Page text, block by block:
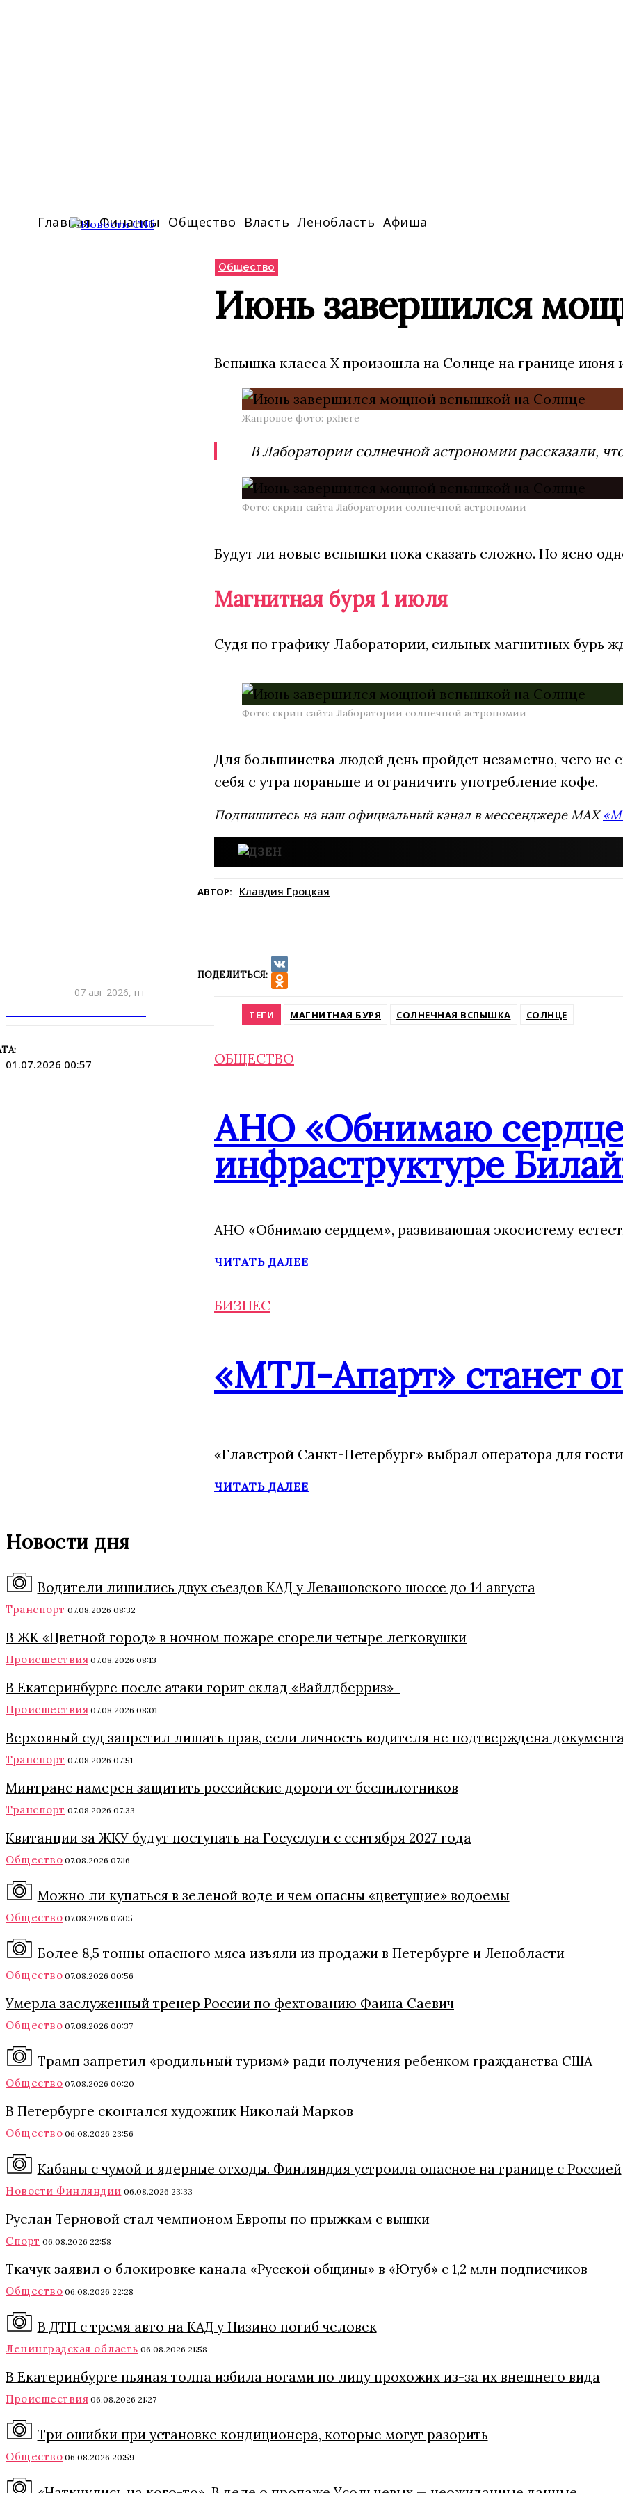
Главная Финансы Общество Власть Ленобласть Афиша
07 авг 2026, пт
01.07.2026 00:57
Общество
Июнь завершился
Вспышка класса Х произошла на Солнце на границе июня
Жанровое фото: pxhere
В Лаборатории солнечной астрономии рассказали,
Фото: скрин сайта Лаборатории солнечной астрономии
Будут ли новые вспышки пока сказать сложно. Но ясно
Магнитная буря 1 июля
Судя по графику Лаборатории, сильных магнитных бурь
Фото: скрин сайта Лаборатории солнечной астрономии
Для большинства людей день пройдет незаметно, чего не
себя с утра пораньше и ограничить употребление кофе.
Подпишитесь на наш официальный канал в мессенджере MAX
АВТОР: Клавдия Гроцкая
ПОДЕЛИТЬСЯ:
VK
ТЕГИ МАГНИТНАЯ БУРЯ СОЛНЕЧНАЯ ВСПЫШКА СОЛНЦЕ
ОБЩЕСТВО
АНО «Обнимаю
инфраструктуре
АНО «Обнимаю сердцем», развивающая экосистему
ЧИТАТЬ ДАЛЕЕ
БИЗНЕС
«МТЛ-Апарт» станет
«Главстрой Санкт-Петербург» выбрал оператора для
ЧИТАТЬ ДАЛЕЕ
Новости дня
Водители лишились двух съездов КАД у Левашовского шоссе до 14 августа
Транспорт 07.08.2026 08:32
В ЖК «Цветной город» в ночном пожаре сгорели четыре легковушки
Происшествия 07.08.2026 08:13
В Екатеринбурге после атаки горит склад «Вайлдберриз»
Происшествия 07.08.2026 08:01
Верховный суд запретил лишать прав, если личность водителя не подтверждена
Транспорт 07.08.2026 07:51
Минтранс намерен защитить российские дороги от беспилотников
Транспорт 07.08.2026 07:33
Квитанции за ЖКУ будут поступать на Госуслуги с сентября 2027 года
Общество 07.08.2026 07:16
Можно ли купаться в зеленой воде и чем опасны «цветущие» водоемы
Общество 07.08.2026 07:05
Более 8,5 тонны опасного мяса изъяли из продажи в Петербурге и Ленобласти
Общество 07.08.2026 00:56
Умерла заслуженный тренер России по фехтованию Фаина Саевич
Общество 07.08.2026 00:37
Трамп запретил «родильный туризм» ради получения ребенком гражданства США
Общество 07.08.2026 00:20
В Петербурге скончался художник Николай Марков
Общество 06.08.2026 23:56
Кабаны с чумой и ядерные отходы. Финляндия устроила опасное на границе с Россией
Новости Финляндии 06.08.2026 23:33
Руслан Терновой стал чемпионом Европы по прыжкам с вышки
Спорт 06.08.2026 22:58
Ткачук заявил о блокировке канала «Русской общины» в «Ютуб» с 1,2 млн подписчиков
Общество 06.08.2026 22:28
В ДТП с тремя авто на КАД у Низино погиб человек
Ленинградская область 06.08.2026 21:58
В Екатеринбурге пьяная толпа избила ногами по лицу прохожих из-за их внешнего вида
Происшествия 06.08.2026 21:27
Три ошибки при установке кондиционера, которые могут разорить
Общество 06.08.2026 20:59